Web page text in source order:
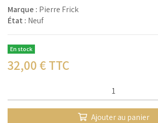
Marque : Pierre Frick
État : Neuf
En stock
32,00€ TTC
Ajouter au panier